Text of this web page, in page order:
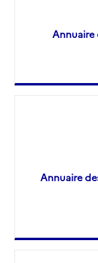
Annuaire
Annuaire